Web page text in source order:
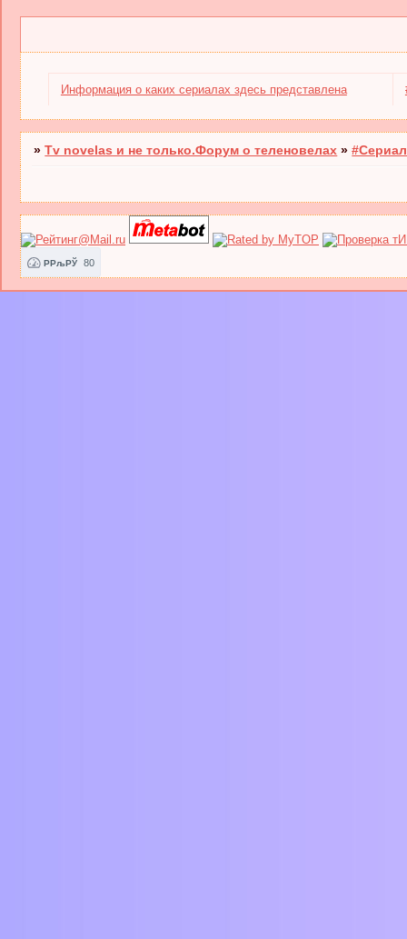
Информация о каких сериалах здесь представлена
»Tv novelas и не только.Форум о теленовелах »
РРљРЎ 80